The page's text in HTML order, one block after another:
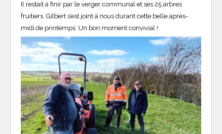
Il restait à finir par le verger communal et ses 25 arbres
fruitiers. Gilbert s’est joint à nous durant cette belle après-
midi de printemps. Un bon moment convivial !